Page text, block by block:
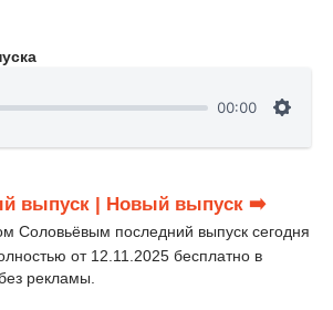
00:00
выпуск | Новый выпуск ➡️
Соловьёвым последний выпуск сегодня
от 12.11.2025 бесплатно в
рекламы.